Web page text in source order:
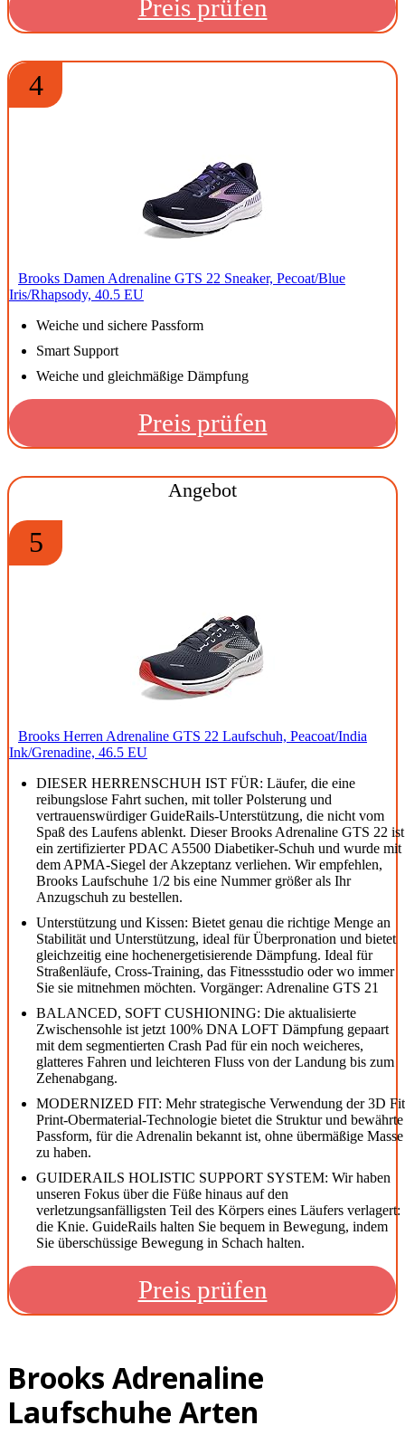
Preis prüfen
4
Brooks Damen Adrenaline GTS 22 Sneaker, Pecoat/Blue
Iris/Rhapsody, 40.5 EU
Weiche und sichere Passform
Smart Support
Weiche und gleichmäßige Dämpfung
Preis prüfen
Angebot
5
Brooks Herren Adrenaline GTS 22 Laufschuh, Peacoat/India
Ink/Grenadine, 46.5 EU
DIESER HERRENSCHUH IST FÜR: Läufer, die eine
reibungslose Fahrt suchen, mit toller Polsterung und
vertrauenswürdiger GuideRails-Unterstützung, die nicht vom
Spaß des Laufens ablenkt. Dieser Brooks Adrenaline GTS 22 ist
ein zertifizierter PDAC A5500 Diabetiker-Schuh und wurde mit
dem APMA-Siegel der Akzeptanz verliehen. Wir empfehlen,
Brooks Laufschuhe 1/2 bis eine Nummer größer als Ihr
Anzugschuh zu bestellen.
Unterstützung und Kissen: Bietet genau die richtige Menge an
Stabilität und Unterstützung, ideal für Überpronation und bietet
gleichzeitig eine hochenergetisierende Dämpfung. Ideal für
Straßenläufe, Cross-Training, das Fitnessstudio oder wo immer
Sie sie mitnehmen möchten. Vorgänger: Adrenaline GTS 21
BALANCED, SOFT CUSHIONING: Die aktualisierte
Zwischensohle ist jetzt 100% DNA LOFT Dämpfung gepaart
mit dem segmentierten Crash Pad für ein noch weicheres,
glatteres Fahren und leichteren Fluss von der Landung bis zum
Zehenabgang.
MODERNIZED FIT: Mehr strategische Verwendung der 3D Fit
Print-Obermaterial-Technologie bietet die Struktur und bewährte
Passform, für die Adrenalin bekannt ist, ohne übermäßige Masse
zu haben.
GUIDERAILS HOLISTIC SUPPORT SYSTEM: Wir haben
unseren Fokus über die Füße hinaus auf den
verletzungsanfälligsten Teil des Körpers eines Läufers verlagert:
die Knie. GuideRails halten Sie bequem in Bewegung, indem
Sie überschüssige Bewegung in Schach halten.
Preis prüfen
Brooks Adrenaline
Laufschuhe Arten